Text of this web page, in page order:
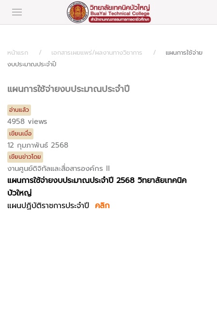
หน้าแรก เอกสารเผยแพร่/ผลงานทางวิชาการ
แผนการใช้จ่าย
งบประมาณประจำปี
แผนการใช้จ่ายงบประมาณประจำปี
อ่านแล้ว
4958 views
เขียนเมื่อ
12 กุมภาพันธ์ 2568
เขียนข่าวโดย
งานศูนย์ดิจิทัลและสื่อสารองค์กร II
แผนการใช้จ่ายงบประมาณประจำปี 2568 วิทยาลัยเทคนิค
บัวใหญ่
แผนปฏิบัติราชการประจำปี คลิก